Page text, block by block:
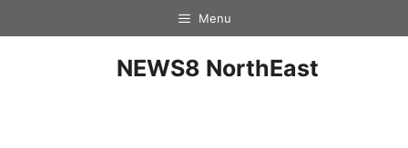
Menu
NEWS8 NorthEast